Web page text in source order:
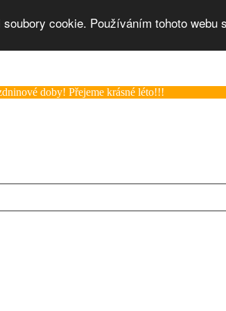
cookie. Používáním tohoto webu
doby! Přejeme krásné léto!!!